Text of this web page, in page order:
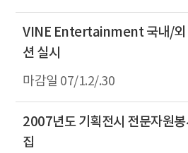
VINE Entertainment 국내/외
션 실시
07/1.2/.30
2007년도 기획전시 전문자원
집